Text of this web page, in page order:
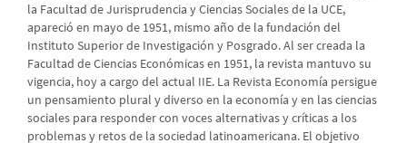
la Facultad de Jurisprudencia y Ciencias Sociales de la UCE,
apareció en mayo de 1951, mismo año de la fundación del
Instituto Superior de Investigación y Posgrado. Al ser creada la
Facultad de Ciencias Económicas en 1951, la revista mantuvo su
vigencia, hoy a cargo del actual IIE. La Revista Economía persigue
un pensamiento plural y diverso en la economía y en las ciencias
sociales para responder con voces alternativas y críticas a los
problemas y retos de la sociedad latinoamericana. El objetivo